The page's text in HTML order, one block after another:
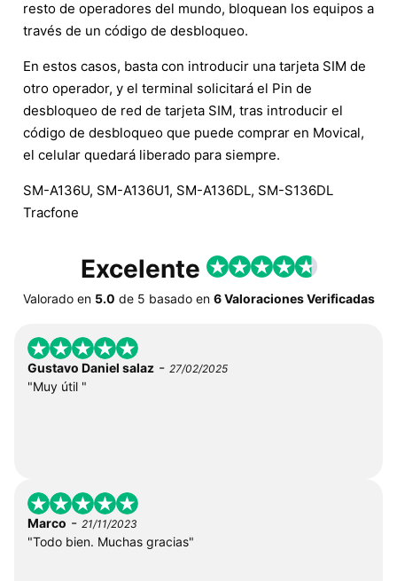
resto de operadores del mundo, bloquean los equipos a
través de un código de desbloqueo.
En estos casos, basta con introducir una tarjeta SIM de
otro operador, y el terminal solicitará el Pin de
desbloqueo de red de tarjeta SIM, tras introducir el
código de desbloqueo que puede comprar en Movical,
el celular quedará liberado para siempre.
SM-A136U, SM-A136U1, SM-A136DL, SM-S136DL
Tracfone
Excelente
Valorado en 5.0 de 5 basado en 6 Valoraciones Verificadas
Gustavo Daniel salaz - 27/02/2025
"Muy útil "
Marco - 21/11/2023
"Todo bien. Muchas gracias"